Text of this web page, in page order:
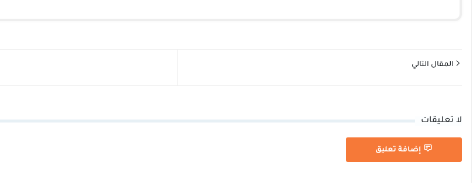
المقال التالي
لا تعليقات
إضافة تعليق